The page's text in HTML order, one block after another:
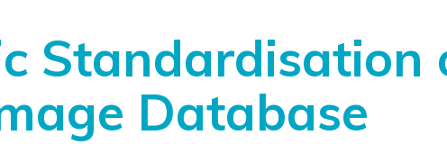
Standardisation
Database